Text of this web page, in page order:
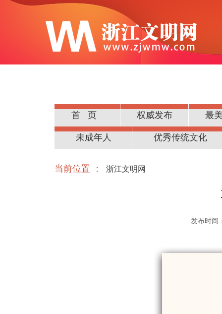
首页 权威发布 最
公民道德
未成年人 优秀传统文化
当前位置 ： 浙江文明网
发布时间